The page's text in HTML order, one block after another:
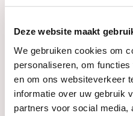
Deze website maakt
We gebruiken cookies om
personaliseren, om
en om ons websiteverkeer
informatie over uw gebruik
partners voor social media,
Categorieën
Horloges
Juwelen
Trouwringen